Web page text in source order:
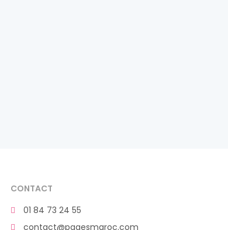
CONTACT
01 84 73 24 55
contact@pagesmaroc.com